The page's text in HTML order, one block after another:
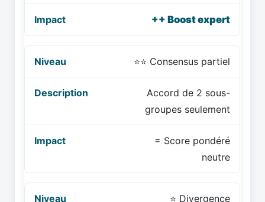
++ Boost expert
⭐⭐ Consensus partiel
Accord de 2 sous-
groupes seulement
= Score pondéré
neutre
⭐ Divergence